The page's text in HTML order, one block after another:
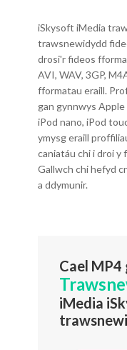
iSkysoft iMedia
trawsnewidydd
drosi'r fideos
AVI, WAV, 3GP,
fformatau eraill.
gan gynnwys
iPod nano, iPod
ymysg eraill
caniatáu chi i droi y
Gallwch chi hefyd
a ddymunir.
Cael MP4
iMedia